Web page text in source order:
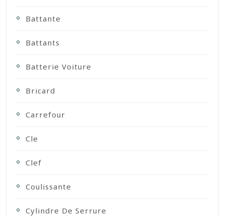
Battante
Battants
Batterie Voiture
Bricard
Carrefour
Cle
Clef
Coulissante
Cylindre De Serrure